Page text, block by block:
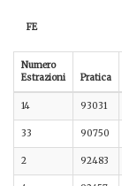
FE
Numero
Estrazioni
Pratica
14 93031
33 90750
2 92483